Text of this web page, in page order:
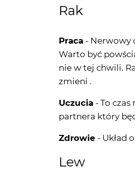
Rak
Praca - Nerwowy
Warto być
nie w tej chwili.
zmieni .
Uczucia - To
partnera który
Zdrowie - Układ
Lew